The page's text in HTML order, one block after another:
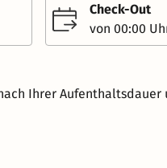
Check-Out
von 00:00
Ihrer